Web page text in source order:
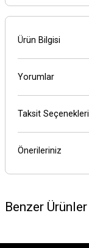
Ürün Bilgisi
Yorumlar
Taksit Seçenekleri
Önerileriniz
Benzer Ürünler